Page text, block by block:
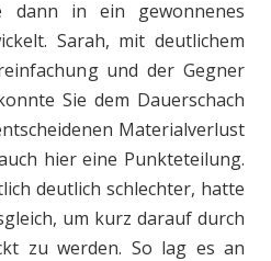
dann in ein gewonnenes
Sarah, mit deutlichem
und der Gegner
Sie dem Dauerschach
Materialverlust
hier eine Punkteteilung.
deutlich schlechter, hatte
um kurz darauf durch
zu werden. So lag es an